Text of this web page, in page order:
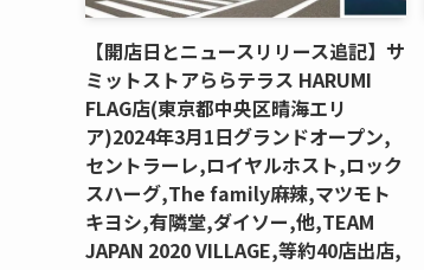
【開店日とニュースリリース追記】サ
ミットストアららテラス HARUMI
FLAG店(東京都中央区晴海エリ
ア)2024年3月1日グランドオープン,
セントラーレ,ロイヤルホスト,ロック
スハーグ,The family麻辣,マツモト
キヨシ,有隣堂,ダイソー,他,TEAM
JAPAN 2020 VILLAGE,等約40店出店,